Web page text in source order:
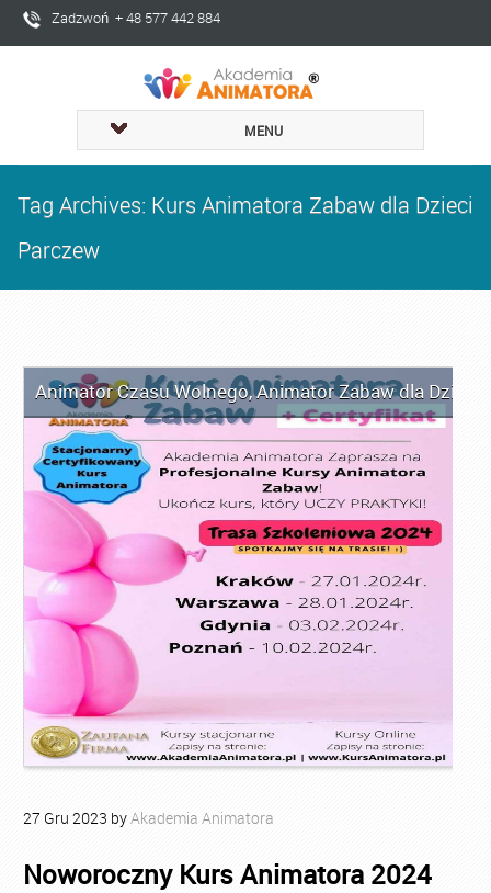
Zadzwoń + 48 577 442 884
MENU
Tag Archives: Kurs Animatora Zabaw dla Dzieci
Parczew
Animator Czasu Wolnego,Animator Zabaw dla Dzieci
27 Gru 2023 byAkademia Animatora
Noworoczny Kurs Animatora 2024